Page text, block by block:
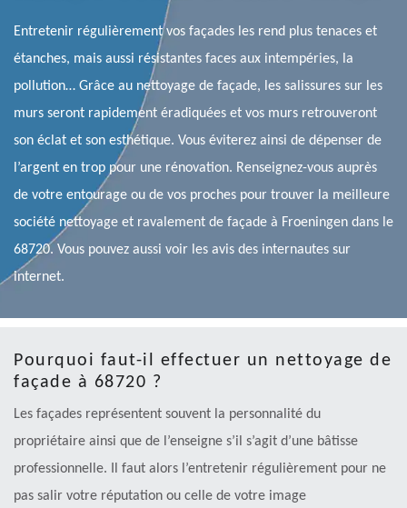
Entretenir régulièrement vos façades les rend plus tenaces et
étanches, mais aussi résistantes faces aux intempéries, la
pollution… Grâce au nettoyage de façade, les salissures sur les
murs seront rapidement éradiquées et vos murs retrouveront
son éclat et son esthétique. Vous éviterez ainsi de dépenser de
l’argent en trop pour une rénovation. Renseignez-vous auprès
de votre entourage ou de vos proches pour trouver la meilleure
société nettoyage et ravalement de façade à Froeningen dans le
68720. Vous pouvez aussi voir les avis des internautes sur
internet.
Pourquoi faut-il effectuer un nettoyage de
façade à 68720 ?
Les façades représentent souvent la personnalité du
propriétaire ainsi que de l’enseigne s’il s’agit d’une bâtisse
professionnelle. Il faut alors l’entretenir régulièrement pour ne
pas salir votre réputation ou celle de votre image